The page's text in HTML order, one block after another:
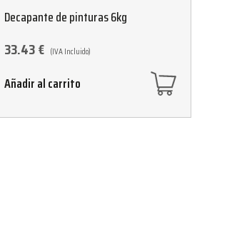
Decapante de pinturas 6kg
33.43€ (IVA Incluido)
Añadir al carrito